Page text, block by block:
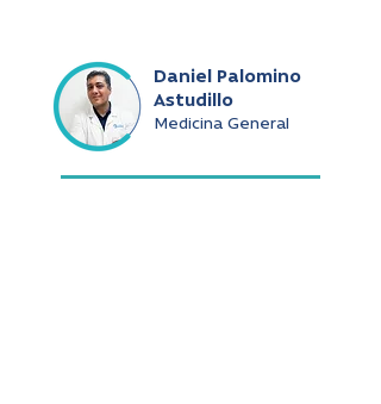
Daniel Palomino
Astudillo
Medicina General